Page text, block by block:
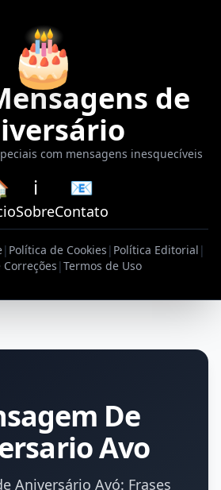
🎂
de
com mensagens inesquecíveis
ℹ️
Sobre
📧
Contato
| Política de Cookies | Política Editorial |
|Termos de Uso
De
Avo
Aniversário Avó: Frases